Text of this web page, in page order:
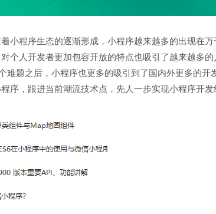
着小程序生态的逐渐形成，小程序越来越多的出现在
个人开发者更加包容开放的特点也吸引了越来越多
难题之后，小程序也更多的吸引到了国内外更多的
序，跟进当前潮流技术点，先人一步实现小程序开发